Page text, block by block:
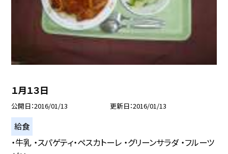
１月１３日
公開日 2016/01/13 更新日 2016/01/13
給食
・牛乳 ・スパゲティ・ペスカトーレ ・グリーンサラダ ・フルーツ